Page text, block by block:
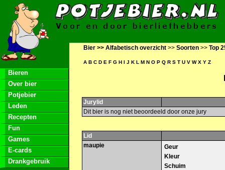
Bieren
Over bier
Potjebier
Leden
Recepten
Fun
Games
E-cards
Drankgebruik
Bier >> Alfabetisch overzicht >> Soorten >> Top
A B C D E F G H I J K L M N O P Q R S T U V W X Y Z
Jurylid
Dit bier is nog niet beoordeeld door onze jury
Lid
maupie
Geur
Kleur
Schuim